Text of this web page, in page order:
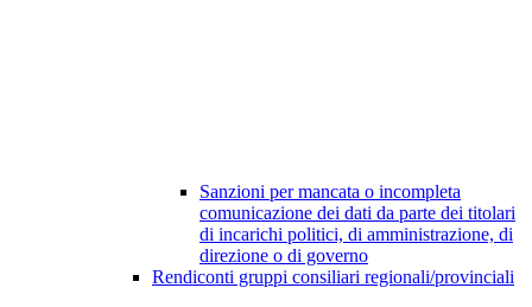
Sanzioni per mancata o incompleta
comunicazione dei dati da parte dei titolari
di incarichi politici, di amministrazione, di
direzione o di governo
Rendiconti gruppi consiliari regionali/provinciali